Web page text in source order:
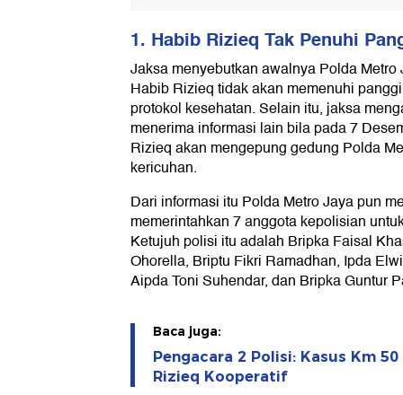
1. Habib Rizieq Tak Penuhi
Jaksa menyebutkan awalnya Polda
Habib Rizieq tidak akan memenuhi
protokol kesehatan. Selain itu, jaksa
menerima informasi lain bila pada 7
Rizieq akan mengepung gedung Polda
kericuhan.
Dari informasi itu Polda Metro Jaya pun
memerintahkan 7 anggota kepolisian
Ketujuh polisi itu adalah Bripka Faisal
Ohorella, Briptu Fikri Ramadhan, Ipda
Aipda Toni Suhendar, dan Bripka Guntur
Baca juga:
Pengacara 2 Polisi: Kasus Km
Rizieq Kooperatif